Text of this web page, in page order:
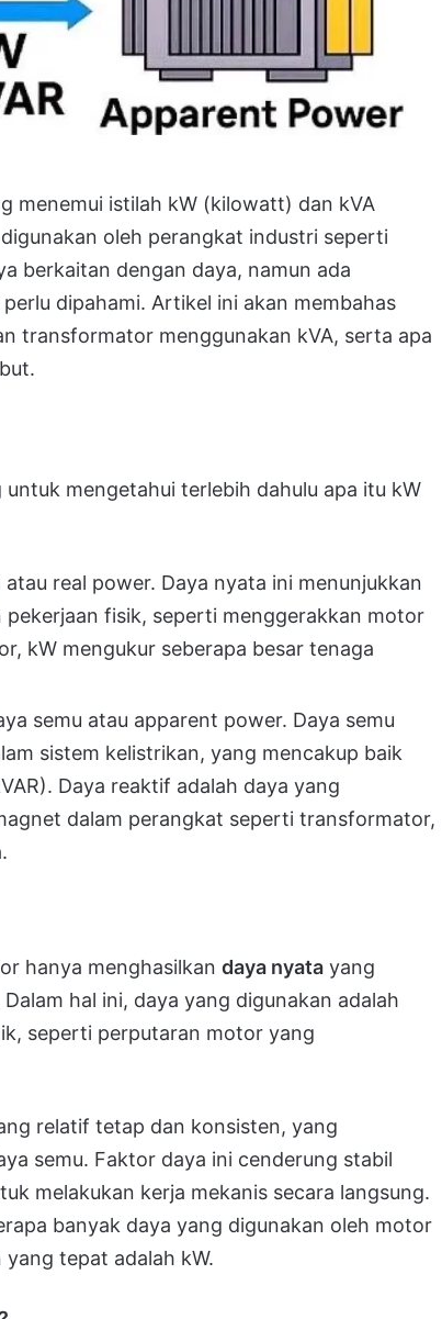
menemui istilah kW (kilowatt) dan kVA
oleh perangkat industri seperti
berkaitan dengan daya, namun ada
dipahami. Artikel ini akan membahas
transformator menggunakan kVA, serta apa
mengetahui terlebih dahulu apa itu kW
real power. Daya nyata ini menunjukkan
fisik, seperti menggerakkan motor
kW mengukur seberapa besar tenaga
semu atau apparent power. Daya semu
sistem kelistrikan, yang mencakup baik
Daya reaktif adalah daya yang
dalam perangkat seperti transformator,
hanya menghasilkan daya nyata yang
hal ini, daya yang digunakan adalah
seperti perputaran motor yang
relatif tetap dan konsisten, yang
semu. Faktor daya ini cenderung stabil
melakukan kerja mekanis secara langsung.
banyak daya yang digunakan oleh motor
tepat adalah kW.